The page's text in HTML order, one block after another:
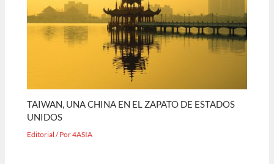
TAIWAN, UNA CHINA EN EL ZAPATO DE ESTADOS
UNIDOS
Editorial / Por4ASIA